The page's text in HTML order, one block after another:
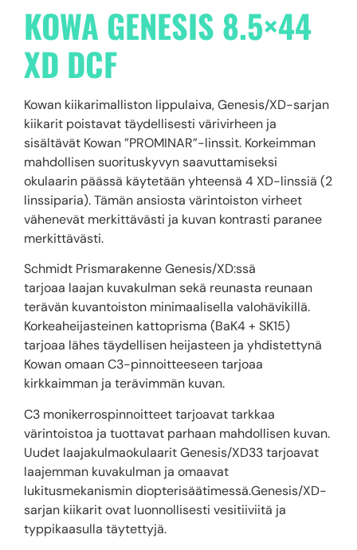
KOWA GENESIS 8.5×44
XD DCF
Kowan kiikarimalliston lippulaiva, Genesis/XD-sarjan
kiikarit poistavat täydellisesti värivirheen ja
sisältävät Kowan ”PROMINAR”-linssit. Korkeimman
mahdollisen suorituskyvyn saavuttamiseksi
okulaarin päässä käytetään yhteensä 4 XD-linssiä (2
linssiparia). Tämän ansiosta värintoiston virheet
vähenevät merkittävästi ja kuvan kontrasti paranee
merkittävästi.
Schmidt Prismarakenne Genesis/XD:ssä
tarjoaa laajan kuvakulman sekä reunasta reunaan
terävän kuvantoiston minimaalisella valohävikillä.
Korkeaheijasteinen kattoprisma (BaK4 + SK15)
tarjoaa lähes täydellisen heijasteen ja yhdistettynä
Kowan omaan C3-pinnoitteeseen tarjoaa
kirkkaimman ja terävimmän kuvan.
C3 monikerrospinnoitteet tarjoavat tarkkaa
värintoistoa ja tuottavat parhaan mahdollisen kuvan.
Uudet laajakulmaokulaarit Genesis/XD33 tarjoavat
laajemman kuvakulman ja omaavat
lukitusmekanismin diopterisäätimessä.Genesis/XD-
sarjan kiikarit ovat luonnollisesti vesitiiviitä ja
typpikaasulla täytettyjä.